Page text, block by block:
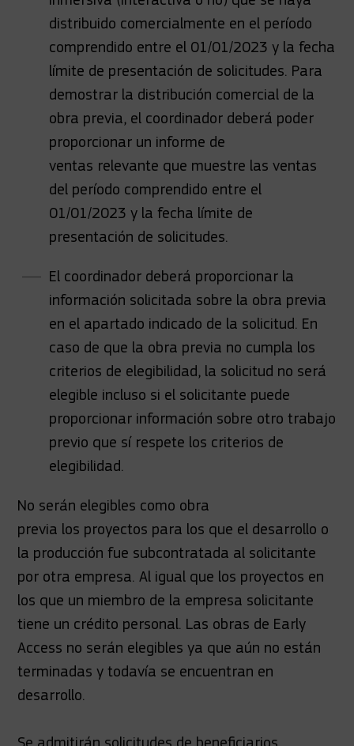
distribuido comercialmente en el período
comprendido entre el 01/01/2023 y la fecha
límite de presentación de solicitudes. Para
demostrar la distribución comercial de la
obra previa, el coordinador deberá poder
proporcionar un informe de
ventas relevante que muestre las ventas
del período comprendido entre el
01/01/2023 y la fecha límite de
presentación de solicitudes.
El coordinador deberá proporcionar la
información solicitada sobre la obra previa
en el apartado indicado de la solicitud. En
caso de que la obra previa no cumpla los
criterios de elegibilidad, la solicitud no será
elegible incluso si el solicitante puede
proporcionar información sobre otro trabajo
previo que sí respete los criterios de
elegibilidad.
No serán elegibles como obra
previa los proyectos para los que el desarrollo o
la producción fue subcontratada al solicitante
por otra empresa. Al igual que los proyectos en
los que un miembro de la empresa solicitante
tiene un crédito personal. Las obras de Early
Access no serán elegibles ya que aún no están
terminadas y todavía se encuentran en
desarrollo.